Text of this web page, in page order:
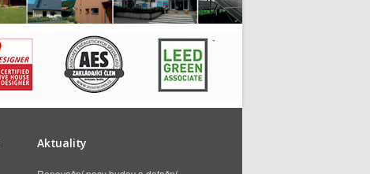
Aktuality